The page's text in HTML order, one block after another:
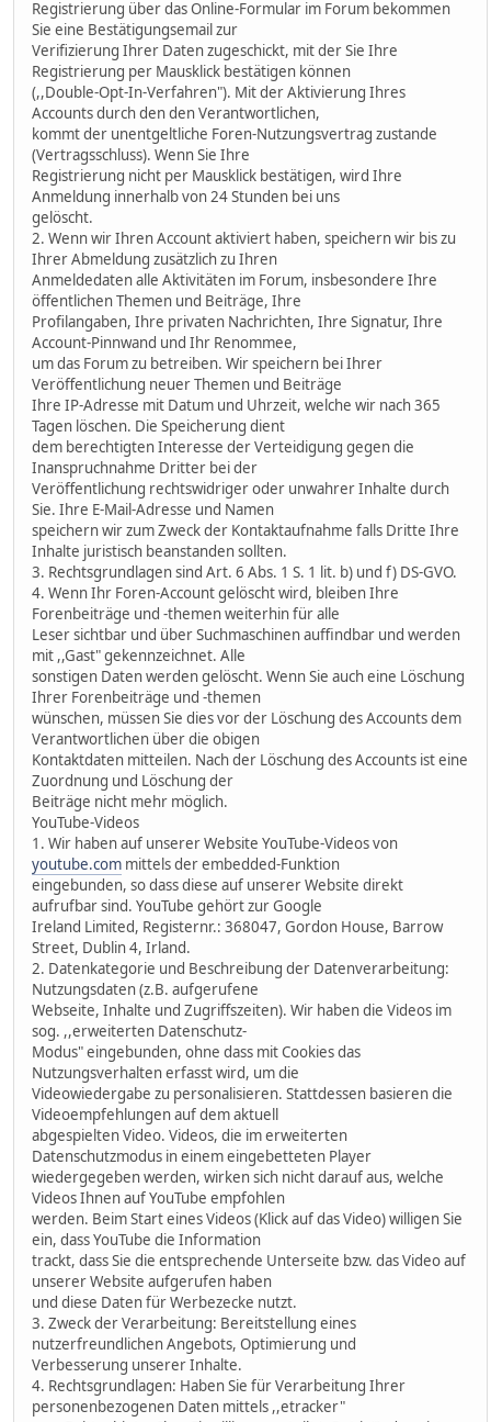
Registrierung über das Online-Formular im Forum bekommen
Sie eine Bestätigungsemail zur
Verifizierung Ihrer Daten zugeschickt, mit der Sie Ihre
Registrierung per Mausklick bestätigen können
(,,Double-Opt-In-Verfahren"). Mit der Aktivierung Ihres
Accounts durch den den Verantwortlichen,
kommt der unentgeltliche Foren-Nutzungsvertrag zustande
(Vertragsschluss). Wenn Sie Ihre
Registrierung nicht per Mausklick bestätigen, wird Ihre
Anmeldung innerhalb von 24 Stunden bei uns
gelöscht.
2. Wenn wir Ihren Account aktiviert haben, speichern wir bis zu
Ihrer Abmeldung zusätzlich zu Ihren
Anmeldedaten alle Aktivitäten im Forum, insbesondere Ihre
öffentlichen Themen und Beiträge, Ihre
Profilangaben, Ihre privaten Nachrichten, Ihre Signatur, Ihre
Account-Pinnwand und Ihr Renommee,
um das Forum zu betreiben. Wir speichern bei Ihrer
Veröffentlichung neuer Themen und Beiträge
Ihre IP-Adresse mit Datum und Uhrzeit, welche wir nach 365
Tagen löschen. Die Speicherung dient
dem berechtigten Interesse der Verteidigung gegen die
Inanspruchnahme Dritter bei der
Veröffentlichung rechtswidriger oder unwahrer Inhalte durch
Sie. Ihre E-Mail-Adresse und Namen
speichern wir zum Zweck der Kontaktaufnahme falls Dritte Ihre
Inhalte juristisch beanstanden sollten.
3. Rechtsgrundlagen sind Art. 6 Abs. 1 S. 1 lit. b) und f) DS-GVO.
4. Wenn Ihr Foren-Account gelöscht wird, bleiben Ihre
Forenbeiträge und -themen weiterhin für alle
Leser sichtbar und über Suchmaschinen auffindbar und werden
mit ,,Gast" gekennzeichnet. Alle
sonstigen Daten werden gelöscht. Wenn Sie auch eine Löschung
Ihrer Forenbeiträge und -themen
wünschen, müssen Sie dies vor der Löschung des Accounts dem
Verantwortlichen über die obigen
Kontaktdaten mitteilen. Nach der Löschung des Accounts ist eine
Zuordnung und Löschung der
Beiträge nicht mehr möglich.
YouTube-Videos
1. Wir haben auf unserer Website YouTube-Videos von
youtube.com mittels der embedded-Funktion
eingebunden, so dass diese auf unserer Website direkt
aufrufbar sind. YouTube gehört zur Google
Ireland Limited, Registernr.: 368047, Gordon House, Barrow
Street, Dublin 4, Irland.
2. Datenkategorie und Beschreibung der Datenverarbeitung:
Nutzungsdaten (z.B. aufgerufene
Webseite, Inhalte und Zugriffszeiten). Wir haben die Videos im
sog. ,,erweiterten Datenschutz-
Modus" eingebunden, ohne dass mit Cookies das
Nutzungsverhalten erfasst wird, um die
Videowiedergabe zu personalisieren. Stattdessen basieren die
Videoempfehlungen auf dem aktuell
abgespielten Video. Videos, die im erweiterten
Datenschutzmodus in einem eingebetteten Player
wiedergegeben werden, wirken sich nicht darauf aus, welche
Videos Ihnen auf YouTube empfohlen
werden. Beim Start eines Videos (Klick auf das Video) willigen Sie
ein, dass YouTube die Information
trackt, dass Sie die entsprechende Unterseite bzw. das Video auf
unserer Website aufgerufen haben
und diese Daten für Werbezecke nutzt.
3. Zweck der Verarbeitung: Bereitstellung eines
nutzerfreundlichen Angebots, Optimierung und
Verbesserung unserer Inhalte.
4. Rechtsgrundlagen: Haben Sie für Verarbeitung Ihrer
personenbezogenen Daten mittels ,,etracker"